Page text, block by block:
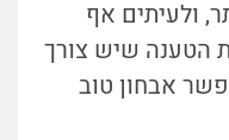
ולעיתים אף
הטענה שיש צורך
אבחון טוב